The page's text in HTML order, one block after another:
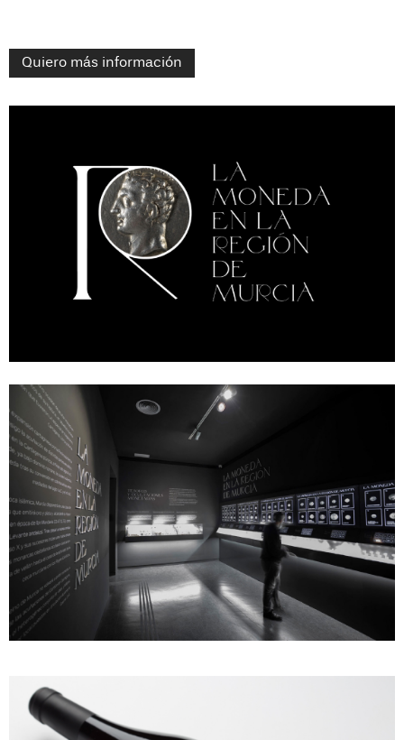
Quiero más información